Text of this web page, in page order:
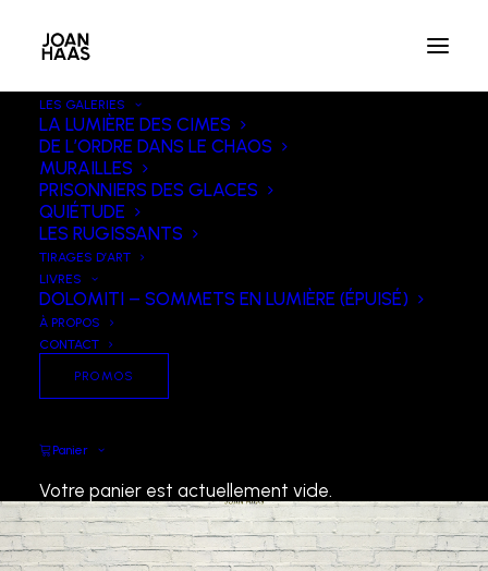
LES GALERIES
LA LUMIÈRE DES CIMES
DE L’ORDRE DANS LE CHAOS
MURAILLES
PRISONNIERS DES GLACES
QUIÉTUDE
LES RUGISSANTS
TIRAGES D’ART
LIVRES
DOLOMITI – SOMMETS EN LUMIÈRE (ÉPUISÉ)
À PROPOS
CONTACT
PROMOS
Panier
Votre panier est actuellement vide.
PROMO !